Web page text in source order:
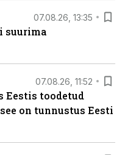
07.08.26, 13:35
suurima
07.08.26, 11:52
Eestis toodetud
on tunnustus Eesti